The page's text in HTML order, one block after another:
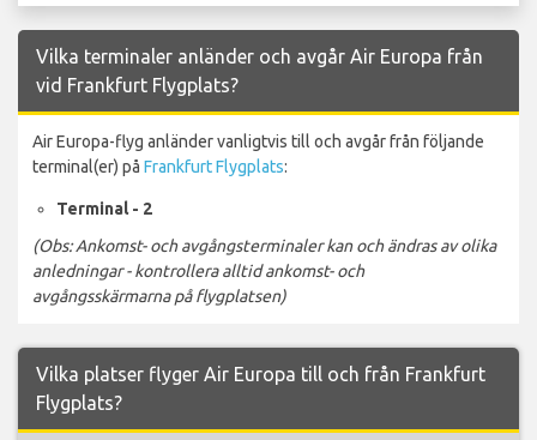
Vilka terminaler anländer och avgår Air Europa från
vid Frankfurt Flygplats?
Air Europa-flyg anländer vanligtvis till och avgår från följande
terminal(er) på Frankfurt Flygplats:
Terminal - 2
(Obs: Ankomst- och avgångsterminaler kan och ändras av olika
anledningar - kontrollera alltid ankomst- och
avgångsskärmarna på flygplatsen)
Vilka platser flyger Air Europa till och från Frankfurt
Flygplats?